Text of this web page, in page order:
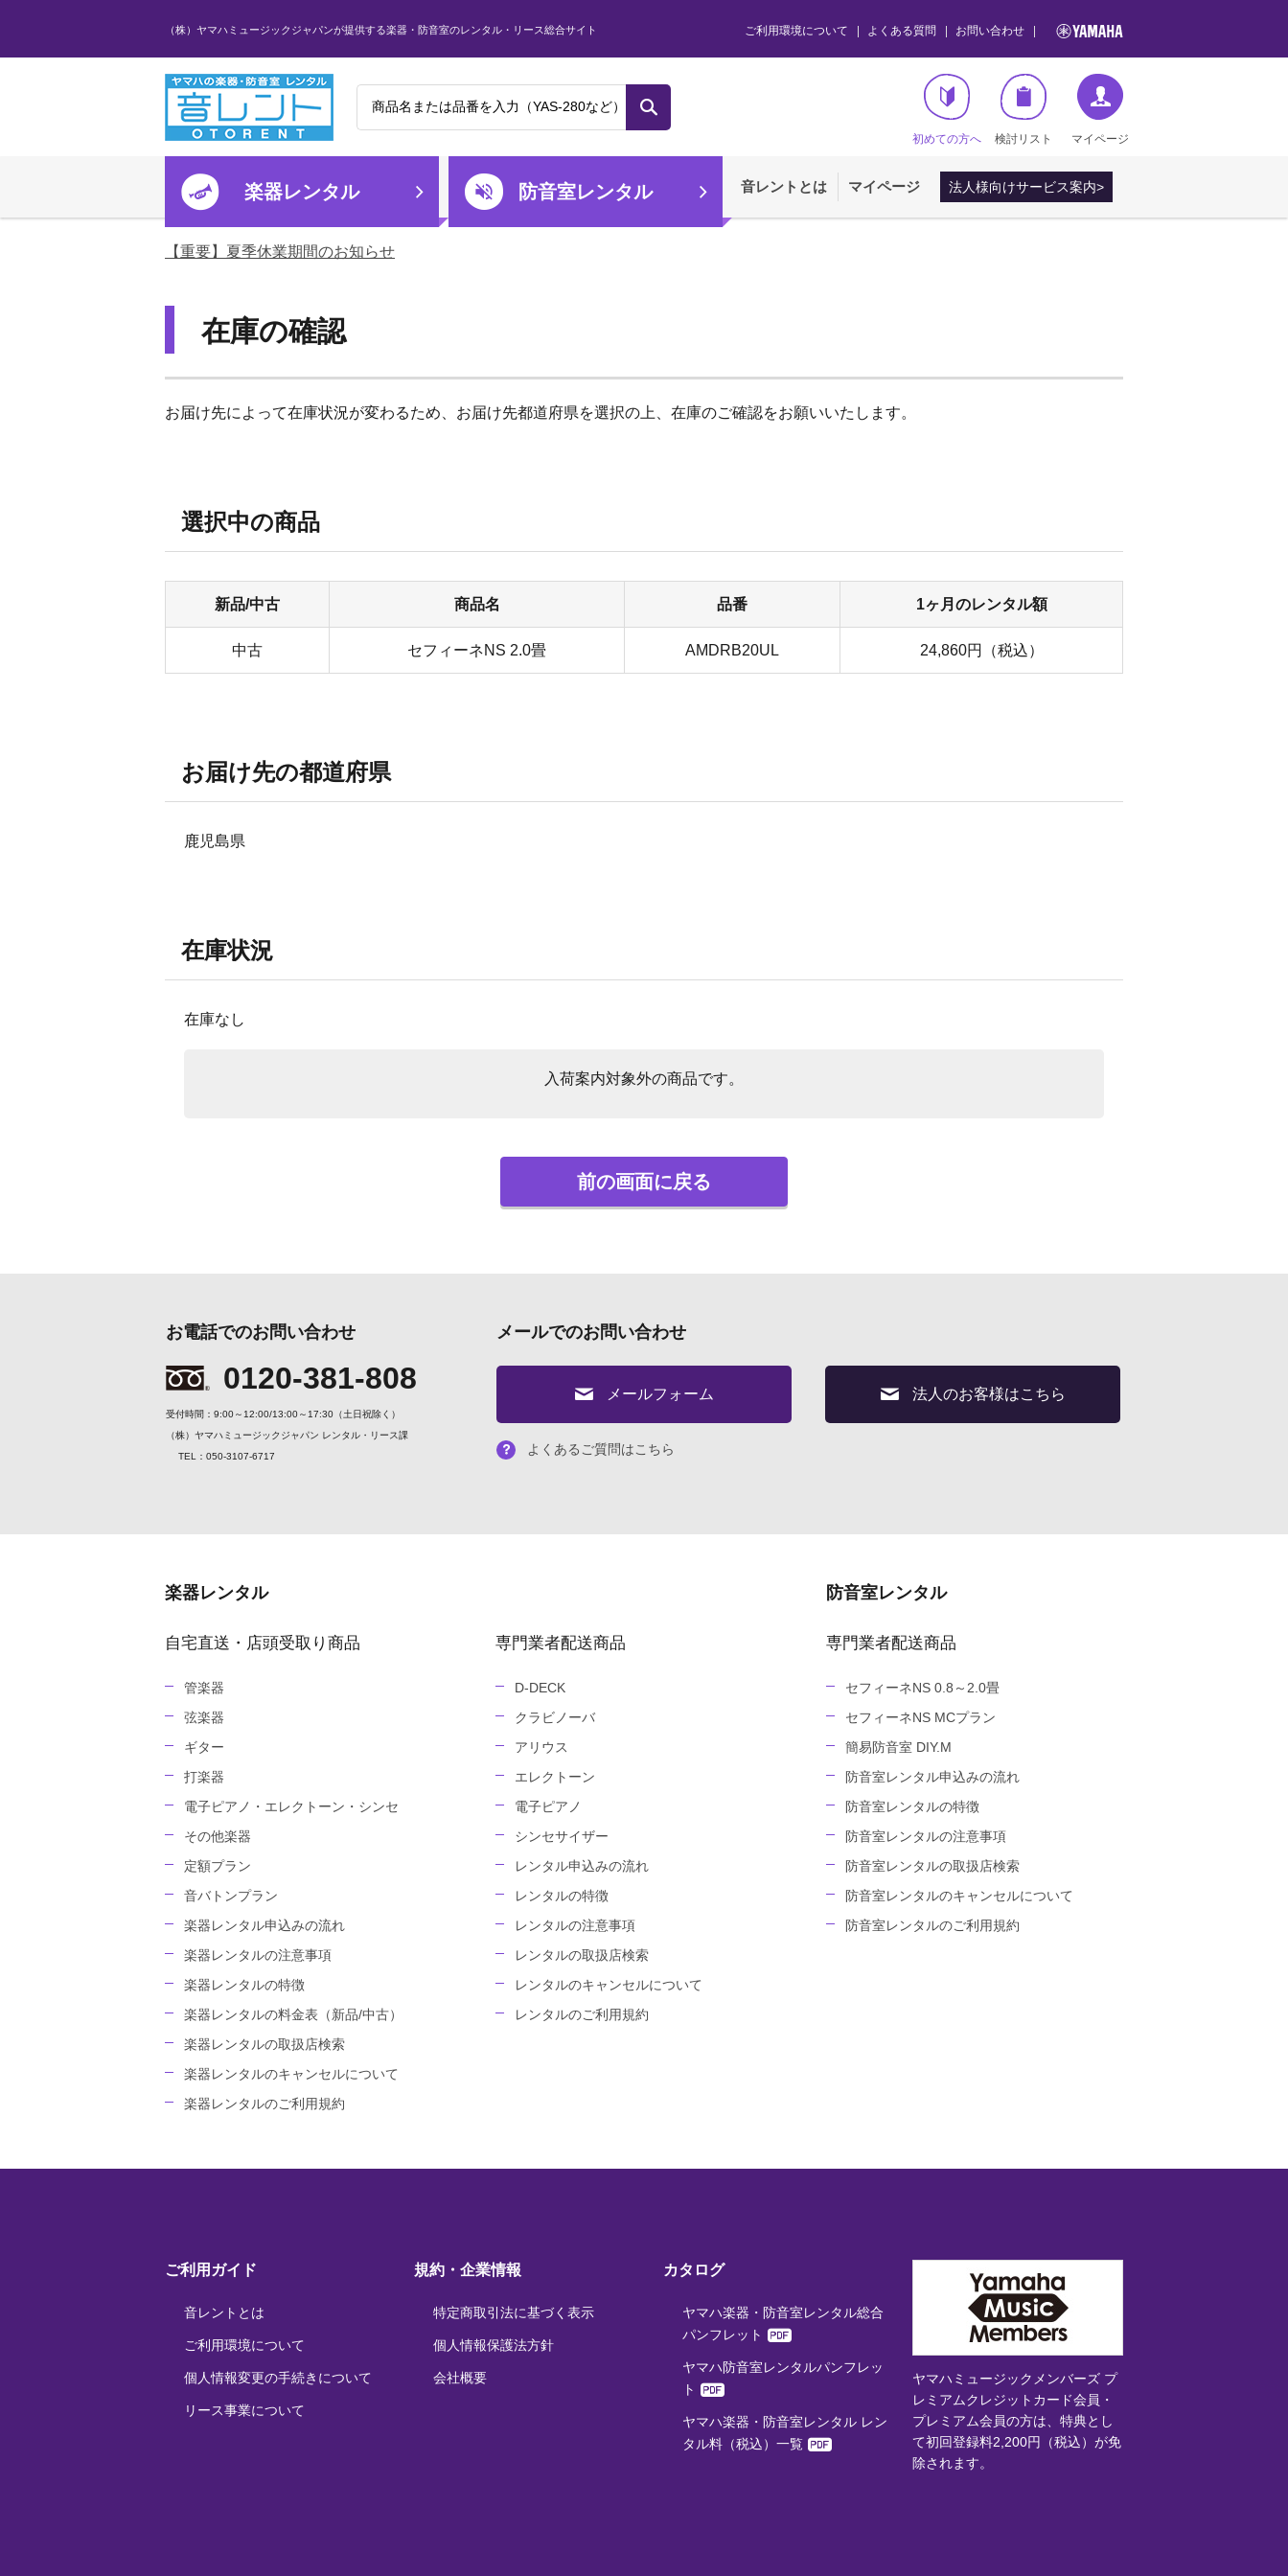
（株）ヤマハミュージックジャパンが提供する楽器・防音室のレンタル・リース総合サイト ご利用環境について よくある質問 お問い合わせ
初めての方へ 検討リスト マイページ
楽器レンタル 防音室レンタル 音レントとは マイページ 法人様向けサービス案内>
【重要】夏季休業期間のお知らせ
在庫の確認
お届け先によって在庫状況が変わるため、お届け先都道府県を選択の上、在庫のご確認をお願いいたします。
選択中の商品
新品/中古 商品名 品番 1ヶ月のレンタル額
中古 セフィーネNS 2.0畳 AMDRB20UL 24,860円（税込）
お届け先の都道府県
鹿児島県
在庫状況
在庫なし
入荷案内対象外の商品です。
前の画面に戻る
お電話でのお問い合わせ
0120-381-808
受付時間：9:00～12:00/13:00～17:30（土日祝除く）
（株）ヤマハミュージックジャパン レンタル・リース課
TEL：050-3107-6717
メールでのお問い合わせ
メールフォーム 法人のお客様はこちら
よくあるご質問はこちら
楽器レンタル
自宅直送・店頭受取り商品
管楽器
弦楽器
ギター
打楽器
電子ピアノ・エレクトーン・シンセ
その他楽器
定額プラン
音バトンプラン
楽器レンタル申込みの流れ
楽器レンタルの注意事項
楽器レンタルの特徴
楽器レンタルの料金表（新品/中古）
楽器レンタルの取扱店検索
楽器レンタルのキャンセルについて
楽器レンタルのご利用規約
専門業者配送商品
D-DECK
クラビノーバ
アリウス
エレクトーン
電子ピアノ
シンセサイザー
レンタル申込みの流れ
レンタルの特徴
レンタルの注意事項
レンタルの取扱店検索
レンタルのキャンセルについて
レンタルのご利用規約
防音室レンタル
専門業者配送商品
セフィーネNS 0.8～2.0畳
セフィーネNS MCプラン
簡易防音室 DIY.M
防音室レンタル申込みの流れ
防音室レンタルの特徴
防音室レンタルの注意事項
防音室レンタルの取扱店検索
防音室レンタルのキャンセルについて
防音室レンタルのご利用規約
ご利用ガイド
音レントとは
ご利用環境について
個人情報変更の手続きについて
リース事業について
規約・企業情報
特定商取引法に基づく表示
個人情報保護法方針
会社概要
カタログ
ヤマハ楽器・防音室レンタル総合
パンフレット
ヤマハ防音室レンタルパンフレッ
ト
ヤマハ楽器・防音室レンタル レン
タル料（税込）一覧
ヤマハミュージックメンバーズ プ
レミアムクレジットカード会員・
プレミアム会員の方は、特典とし
て初回登録料2,200円（税込）が免
除されます。